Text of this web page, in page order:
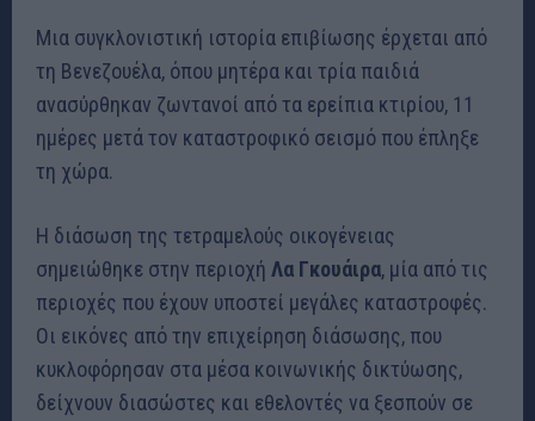
Μια συγκλονιστική ιστορία επιβίωσης έρχεται από
τη Βενεζουέλα, όπου μητέρα και τρία παιδιά
ανασύρθηκαν ζωντανοί από τα ερείπια κτιρίου, 11
ημέρες μετά τον καταστροφικό σεισμό που έπληξε
τη χώρα.
Η διάσωση της τετραμελούς οικογένειας
σημειώθηκε στην περιοχή Λα Γκουάιρα, μία από τις
περιοχές που έχουν υποστεί μεγάλες καταστροφές.
Οι εικόνες από την επιχείρηση διάσωσης, που
κυκλοφόρησαν στα μέσα κοινωνικής δικτύωσης,
δείχνουν διασώστες και εθελοντές να ξεσπούν σε